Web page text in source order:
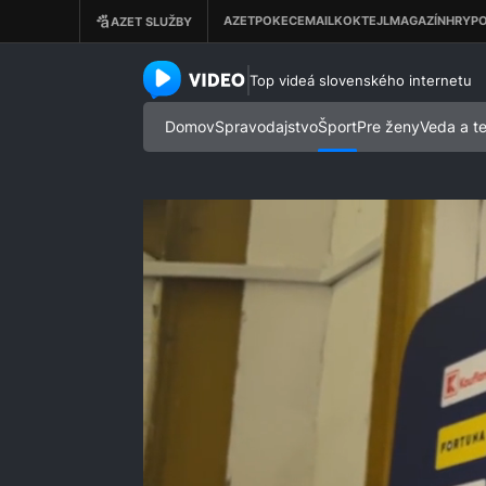
azet.video.sk
Top videá slovenského internetu
DomovSpravodajstvoŠportPre ženyVeda a